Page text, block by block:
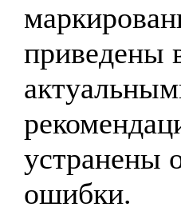
приведены
устранены
ошибки.